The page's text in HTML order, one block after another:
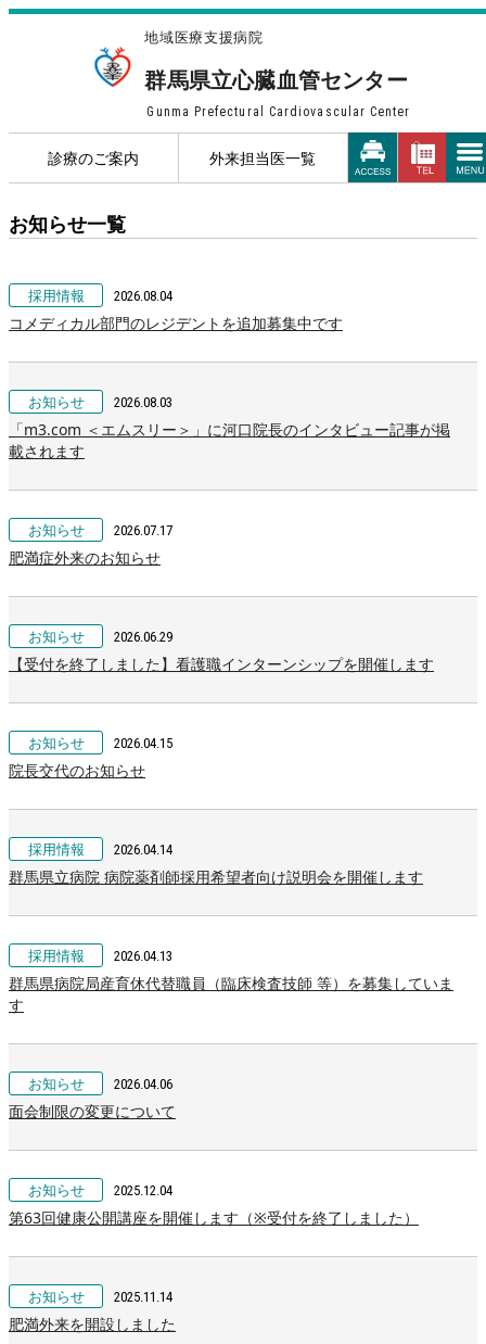
地域医療支援病院
群馬県立心臓血管センター
Gunma Prefectural Cardiovascular Center
診療のご案内 外来担当医一覧
お知らせ一覧
採用情報 2026.08.04
コメディカル部門のレジデントを追加募集中です
お知らせ 2026.08.03
「m3.com ＜エムスリー＞」に河口院長のインタビュー記事が掲
載されます
お知らせ 2026.07.17
肥満症外来のお知らせ
お知らせ 2026.06.29
【受付を終了しました】看護職インターンシップを開催します
お知らせ 2026.04.15
院長交代のお知らせ
採用情報 2026.04.14
群馬県立病院 病院薬剤師採用希望者向け説明会を開催します
採用情報 2026.04.13
群馬県病院局産育休代替職員（臨床検査技師 等）を募集していま
す
お知らせ 2026.04.06
面会制限の変更について
お知らせ 2025.12.04
第63回健康公開講座を開催します（※受付を終了しました）
お知らせ 2025.11.14
肥満外来を開設しました